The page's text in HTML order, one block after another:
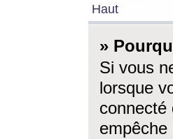
Haut
»
Si vous
lorsque
connecté
empêche